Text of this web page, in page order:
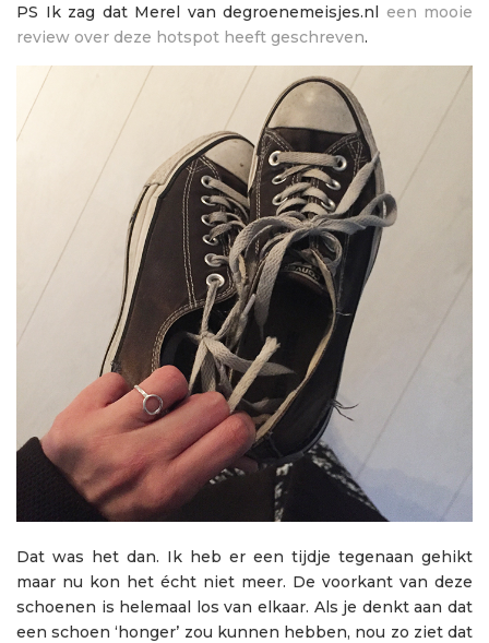
PS Ik zag dat Merel van degroenemeisjes.nl een mooie
review over deze hotspot heeft geschreven.
Dat was het dan. Ik heb er een tijdje tegenaan gehikt
maar nu kon het écht niet meer. De voorkant van deze
schoenen is helemaal los van elkaar. Als je denkt aan dat
een schoen ‘honger’ zou kunnen hebben, nou zo ziet dat